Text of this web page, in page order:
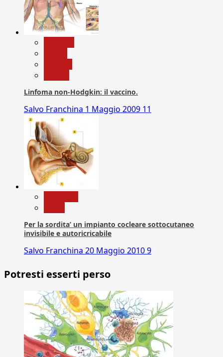
Linfoma non-Hodgkin: il vaccino.
Salvo Franchina 1 Maggio 2009 11
Per la sordita’ un impianto cocleare sottocutaneo
invisibile e autoricricabile
Salvo Franchina 20 Maggio 20109
Potresti esserti perso